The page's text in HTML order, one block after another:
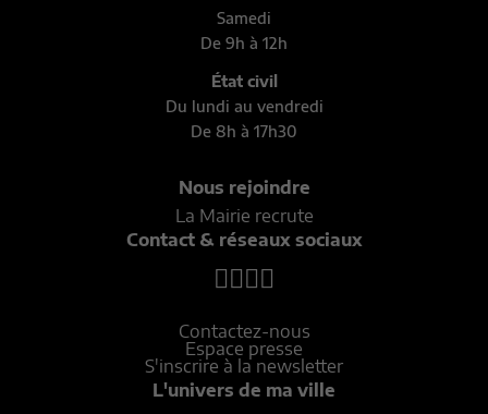
Samedi
De 9h à 12h
État civil
Du lundi au vendredi
De 8h à 17h30
Nous rejoindre
La Mairie recrute
Contact & réseaux sociaux
Contactez-nous
Espace presse
S'inscrire à la newsletter
L'univers de ma ville